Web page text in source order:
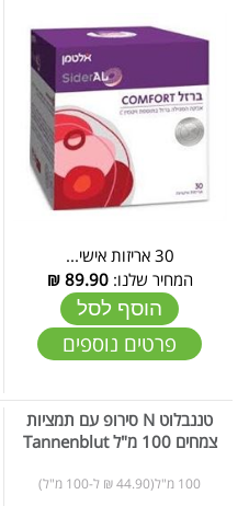
30 אריזות אישי...
המחיר שלנו:89.90
₪
הוסף לסל
פרטים נוספים
טננבלוט N סירופ עם תמציות
צמחים 100 מ"ל Tannenblut
100 מ"ל(44.90 ₪ ל-100 מ"ל)